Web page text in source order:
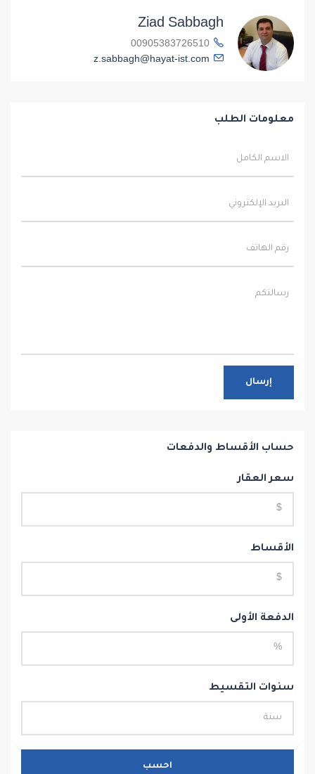
Ziad Sabbagh
z.sabbagh@hayat-ist.com
معلومات الطلب
إرسال
حساب الأقساط والدفعات
سعر العقار
الأقساط
الدفعة الأولى
سنوات التقسيط
احسب